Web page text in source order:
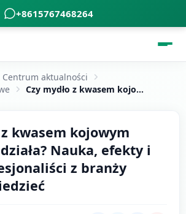
+8615767468264
Centrum aktualności
Czy mydło z kwasem kojowym naprawdę działa? Nauka, efekty i to, co profesjonaliści z branży powinni wiedzieć
z kwasem kojowym
Nauka, efekty i
z branży